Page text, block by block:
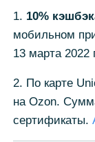
1. 10%
мобильном
13 марта 2022
2. По карте
на Ozon.
сертификаты.